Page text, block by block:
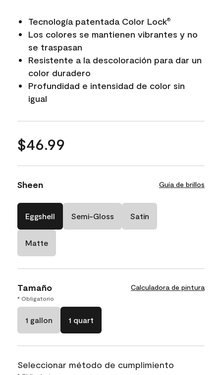
Tecnología patentada Color Lock®
Los colores se mantienen vibrantes y no
se traspasan
Resistente a la descoloración para dar un
color duradero
Profundidad e intensidad de color sin
igual
$46.99
Sheen Guía de brillos
Eggshell Semi-Gloss Satin
Matte
Tamaño Calculadora de pintura
* Obligatorio
1 gallon 1 quart
Seleccionar método de cumplimiento